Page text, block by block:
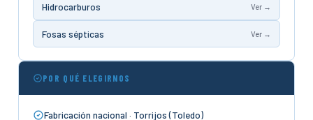
Hidrocarburos Ver →
Fosas sépticas Ver →
POR QUÉ ELEGIRNOS
Fabricación nacional · Torrijos (Toledo)